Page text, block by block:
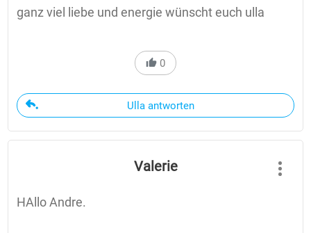
ganz viel liebe und energie wünscht euch ulla
0
Ulla antworten
Valerie
HAllo Andre.